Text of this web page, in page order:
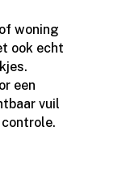
woning
ook echt
een
vuil